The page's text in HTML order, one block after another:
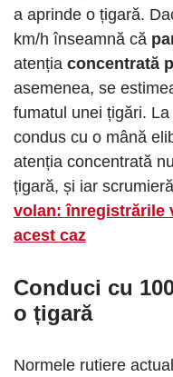
a aprinde o țigară.
km/h înseamnă că
atenția concentrată
asemenea, se
fumatul unei țigări.
condus cu o mână
atenția concentrată
țigară, și iar
volan: înregistrările
acest caz
Conduci cu
o țigară
Normele rutiere